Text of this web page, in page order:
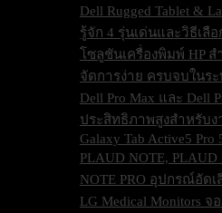
Dell Rugged Tablet &
รู้จัก 4 รุ่นเด่นและวิธีเลื
โซลูชันเครื่องพิมพ์ HP
จัดการง่าย ครบจบในระ
Dell Pro Max และ Dell
ประสิทธิภาพสูงสำหรับ
Galaxy Tab Active5 Pro
PLAUD NOTE,
NOTE PRO อุปกรณ์อัด
LG Medical Monitors